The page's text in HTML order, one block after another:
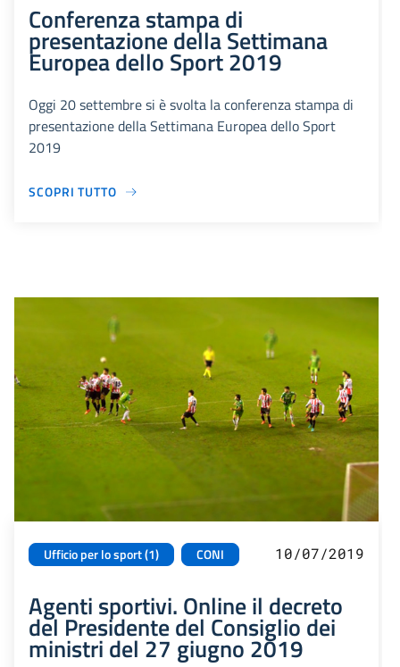
Conferenza stampa di
presentazione della Settimana
Europea dello Sport 2019
Oggi 20 settembre si è svolta la conferenza stampa di
presentazione della Settimana Europea dello Sport
2019
SCOPRI TUTTO
Ufficio per lo sport (1) CONI 10/07/2019
Agenti sportivi. Online il decreto
del Presidente del Consiglio dei
ministri del 27 giugno 2019